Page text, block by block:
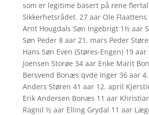
som er legitime basert på rene
Sikkerhetsrådet. 27 aar Ole Flaattens
Arnt Hougdals Søn Ingebrigt 1½ aar
Søn Peder 8 aar 21. mars Peder
Hans Søn Even (Støres-Engen) 19
Joensen Storøe 34 aar Enke Marit
Bersvend Bonæs qvde Inger 36 aar
Anders Støren 41 aar 12. april
Erik Andersen Bonæs 11 aar
Ragnil ½ aar Elling Grydal 11 aar